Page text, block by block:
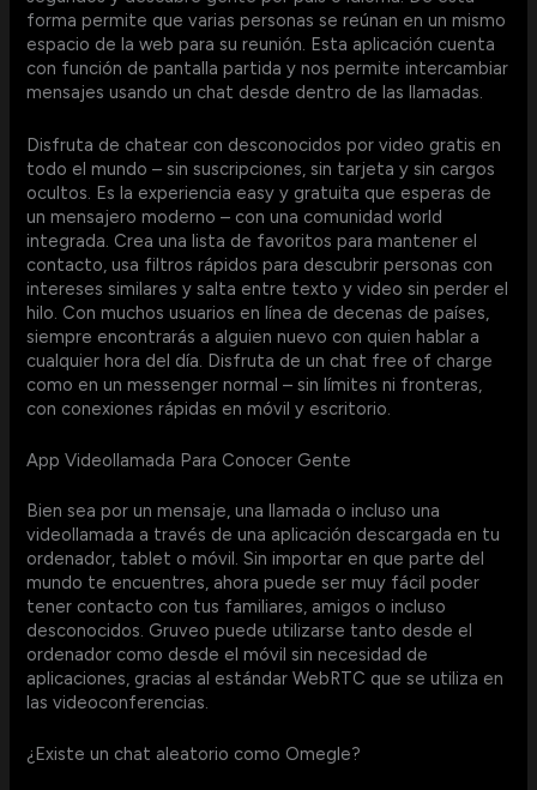
forma permite que varias personas se reúnan en un mismo
espacio de la web para su reunión. Esta aplicación cuenta
con función de pantalla partida y nos permite intercambiar
mensajes usando un chat desde dentro de las llamadas.
Disfruta de chatear con desconocidos por video gratis en
todo el mundo – sin suscripciones, sin tarjeta y sin cargos
ocultos. Es la experiencia easy y gratuita que esperas de
un mensajero moderno – con una comunidad world
integrada. Crea una lista de favoritos para mantener el
contacto, usa filtros rápidos para descubrir personas con
intereses similares y salta entre texto y video sin perder el
hilo. Con muchos usuarios en línea de decenas de países,
siempre encontrarás a alguien nuevo con quien hablar a
cualquier hora del día. Disfruta de un chat free of charge
como en un messenger normal – sin límites ni fronteras,
con conexiones rápidas en móvil y escritorio.
App Videollamada Para Conocer Gente
Bien sea por un mensaje, una llamada o incluso una
videollamada a través de una aplicación descargada en tu
ordenador, tablet o móvil. Sin importar en que parte del
mundo te encuentres, ahora puede ser muy fácil poder
tener contacto con tus familiares, amigos o incluso
desconocidos. Gruveo puede utilizarse tanto desde el
ordenador como desde el móvil sin necesidad de
aplicaciones, gracias al estándar WebRTC que se utiliza en
las videoconferencias.
¿Existe un chat aleatorio como Omegle?